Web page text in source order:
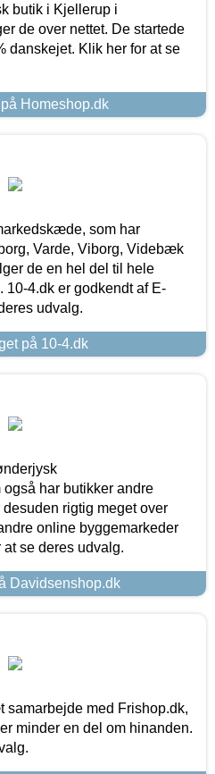
butik i Kjellerup i
de over nettet. De startede
danskejet. Klik her for at se
Homeshop.dk
som har
Varde, Viborg, Videbæk
de en hel del til hele
10-4.dk er godkendt af E-
udvalg.
på 10-4.dk
har butikker andre
rigtig meget over
online byggemarkeder
se deres udvalg.
Davidsenshop.dk
samarbejde med Frishop.dk,
minder en del om hinanden.